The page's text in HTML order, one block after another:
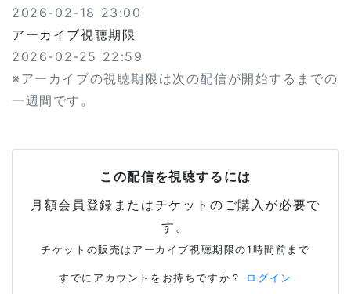
2026-02-18 23:00
アーカイブ視聴期限
2026-02-25 22:59
※アーカイブの視聴期限は次の配信が開始するまでの
一週間です。
この配信を視聴するには
月額会員登録またはチケットのご購入が必要で
す。
チケットの販売はアーカイブ視聴期限の1時間前まで
すでにアカウントをお持ちですか？ ログイン